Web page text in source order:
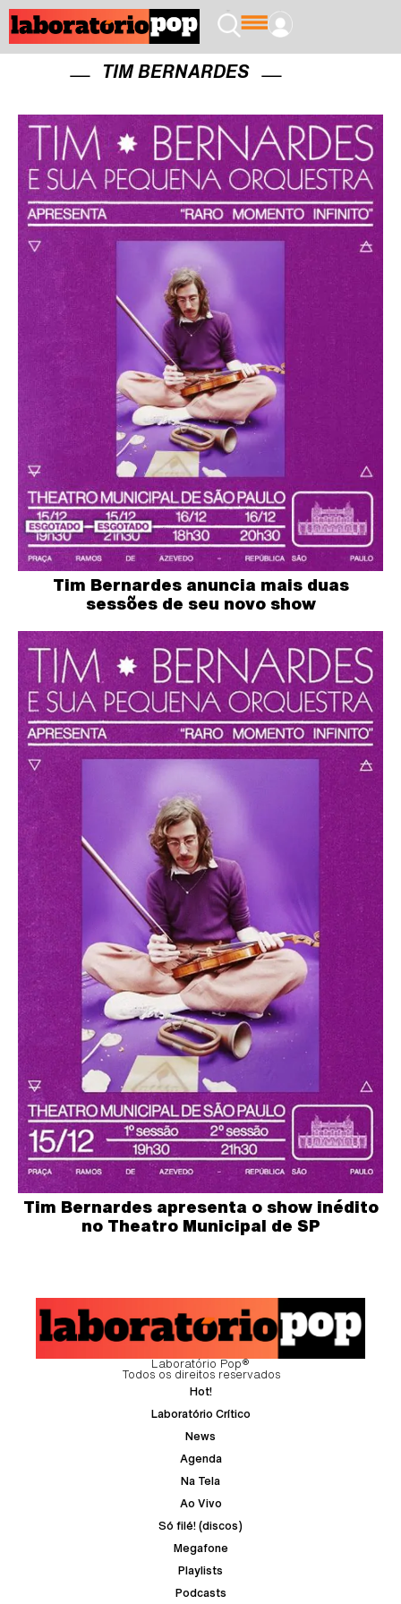
TIM BERNARDES
Tim Bernardes anuncia mais duas
sessões de seu novo show
Tim Bernardes apresenta o show inédito
no Theatro Municipal de SP
Laboratório Pop®
Todos os direitos reservados
Hot!
Laboratório Crítico
News
Agenda
Na Tela
Ao Vivo
Só filé! (discos)
Megafone
Playlists
Podcasts